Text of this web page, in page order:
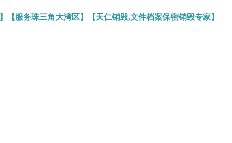
【服务珠三角大湾区】【天仁销毁,文件档案保密销毁专家】